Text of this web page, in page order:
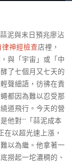
泥與末日預兆廖沾
律神經檢查店裡，
與「宇宙」或「中
了七個月又七天的
聲細語，彷彿在責
都因為難以忍受那
道飛行。今天的營
他對**「蒜泥成本
在以超光速上漲，
以為繼。他拿著一
撈起一坨濃稠的、